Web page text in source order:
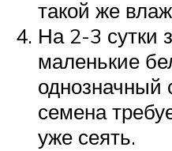
такой же
На 2-3 сутки
маленькие
однозначный
семена
уже сеять.